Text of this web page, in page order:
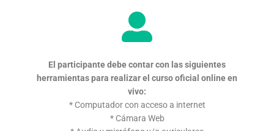
El participante debe contar con las siguientes
herramientaspara realizar el curso oficial online en
vivo:
* Computador con acceso a internet
* Cámara Web